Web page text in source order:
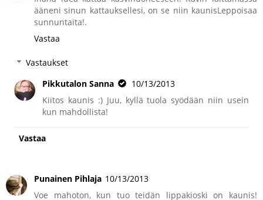
ääneni sinun kattauksellesi, on se niin kaunisLeppoisaa
sunnuntaita!.
Vastaa
Vastaukset
Pikkutalon Sanna
10/13/2013
Kiitos kaunis :) Juu, kyllä tuola syödään niin usein
kun mahdollista!
Vastaa
Punainen Pihlaja 10/13/2013
Voe mahoton, kun tuo teidän lippakioski on kaunis!